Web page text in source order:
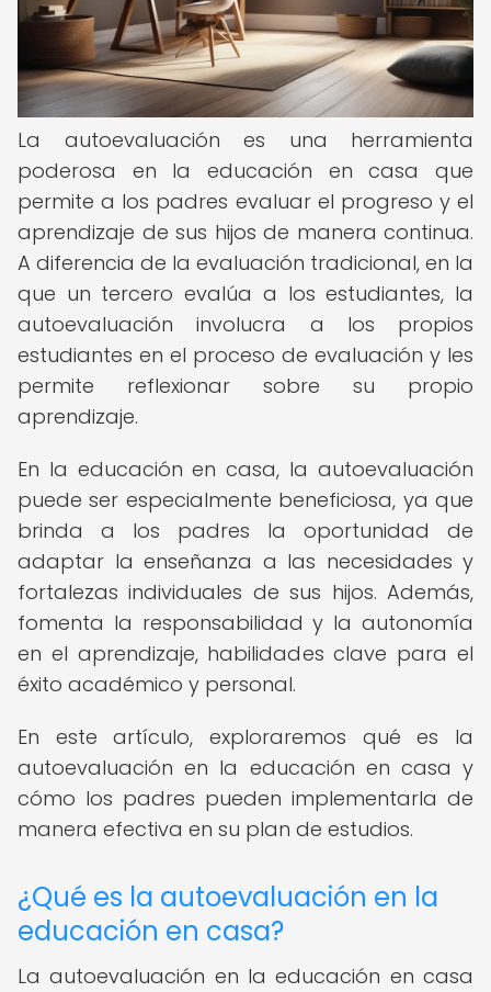
La autoevaluación es una herramienta
poderosa en la educación en casa que
permite a los padres evaluar el progreso y el
aprendizaje de sus hijos de manera continua.
A diferencia de la evaluación tradicional, en la
que un tercero evalúa a los estudiantes, la
autoevaluación involucra a los propios
estudiantes en el proceso de evaluación y les
permite reflexionar sobre su propio
aprendizaje.
En la educación en casa, la autoevaluación
puede ser especialmente beneficiosa, ya que
brinda a los padres la oportunidad de
adaptar la enseñanza a las necesidades y
fortalezas individuales de sus hijos. Además,
fomenta la responsabilidad y la autonomía
en el aprendizaje, habilidades clave para el
éxito académico y personal.
En este artículo, exploraremos qué es la
autoevaluación en la educación en casa y
cómo los padres pueden implementarla de
manera efectiva en su plan de estudios.
¿Qué es la autoevaluación en la
educación en casa?
La autoevaluación en la educación en casa